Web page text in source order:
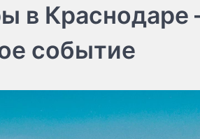
в Краснодаре
событие